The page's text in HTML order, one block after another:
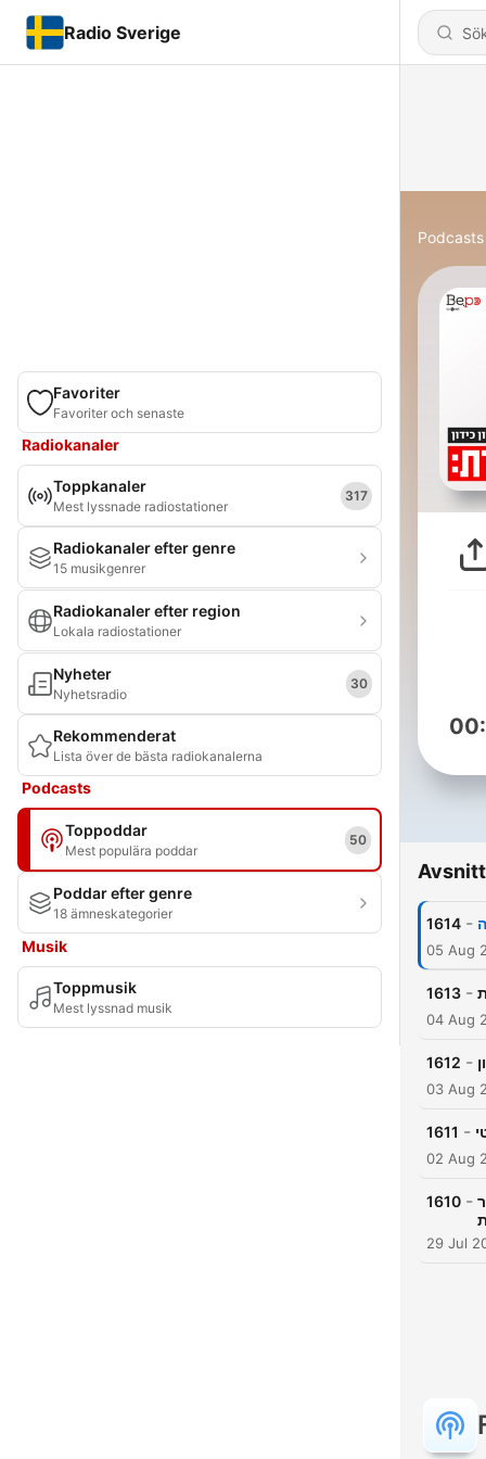
Radio Sverige
Favoriter
Favoriter och senaste
Radiokanaler
Toppkanaler
Mest lyssnade radiostationer
317
Radiokanaler efter genre
15 musikgenrer
Radiokanaler efter region
Lokala radiostationer
Nyheter
Nyhetsradio
30
Rekommenderat
Lista över de bästa radiokanalerna
Podcasts
Toppoddar
Mest populära poddar
50
Poddar efter genre
18 ämneskategorier
Musik
Toppmusik
Mest lyssnad musik
Podcasts
Avsnitt
1614 -
05 Aug
1613 -
04 Aug
1612 -
03 Aug
1611 -
02 Aug
1610 -
29 Jul